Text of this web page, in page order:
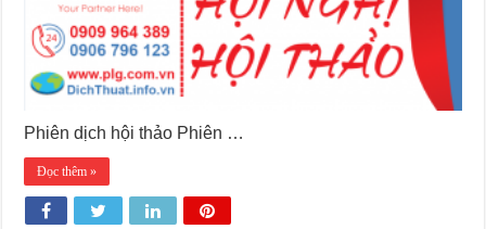
Phiên dịch hội thảo Phiên …
Đọc thêm »